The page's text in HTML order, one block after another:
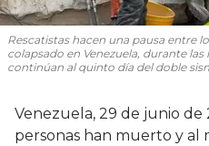
Rescatistas hacen una pausa entre
colapsado en Venezuela, durante
continúan al quinto día del doble
Venezuela, 29 de junio de
personas han muerto y al